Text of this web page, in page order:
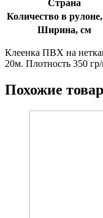
Страна
Количество в
Ширина, см
Клеенка ПВХ на
20м. Плотность 350
Похожие